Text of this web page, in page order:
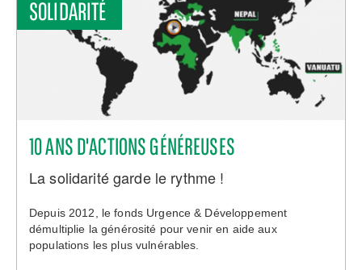
10 ANS D'ACTIONS GÉNÉREUSES
La solidarité garde le rythme !
Depuis 2012, le fonds Urgence & Développement
démultiplie la générosité pour venir en aide aux
populations les plus vulnérables.
SOLIDARITÉ